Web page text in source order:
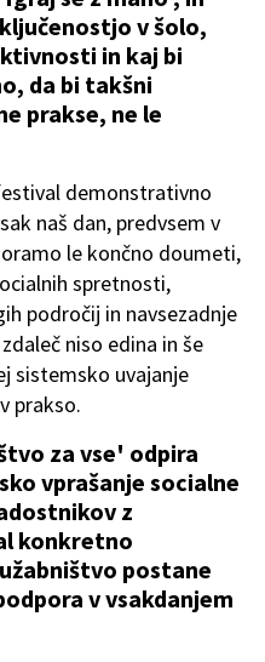
v šolo,
in kaj bi
da bi takšni
prakse, ne le
demonstrativno
naš dan, predvsem v
le končno doumeti,
spretnosti,
področij in navsezadnje
niso edina in še
sistemsko uvajanje
prakso.
za vse' odpira
vprašanje socialne
z
konkretno
postane
v vsakdanjem